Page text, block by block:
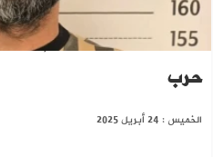
اللاذقية: "الأمن العام"
حرب
الخميس : 24 أبريل 2025